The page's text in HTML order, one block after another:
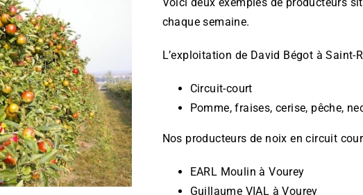
chaque semaine.
L’exploitation de David Bégot à Saint-
Circuit-court
Pomme, fraises, cerise, pêche,
Nos producteurs de noix en circuit
EARL Moulin à Vourey
Guillaume VIAL à Vourey